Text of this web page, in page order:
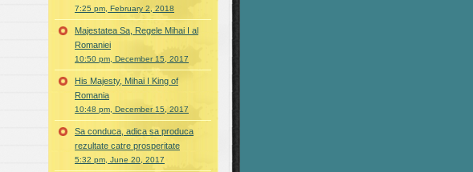
7:25 pm, February 2, 2018
Majestatea Sa, Regele Mihai I al
Romaniei
10:50 pm, December 15, 2017
His Majesty, Mihai I King of
Romania
10:48 pm, December 15, 2017
Sa conduca, adica sa produca
rezultate catre prosperitate
5:32 pm, June 20, 2017